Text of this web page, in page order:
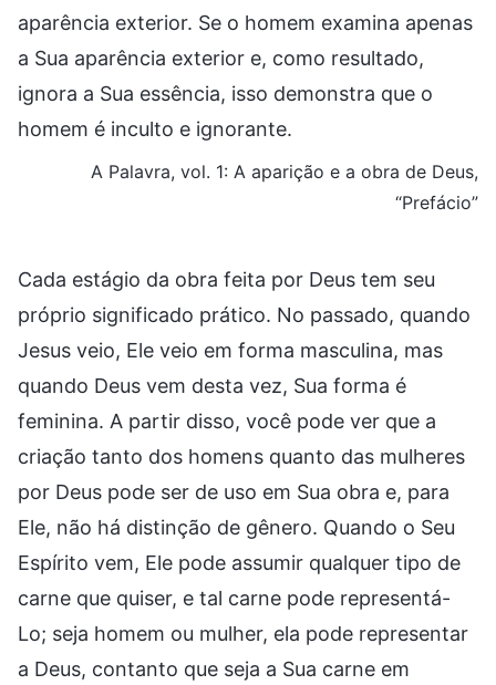
aparência exterior. Se o homem examina apenas
a Sua aparência exterior e, como resultado,
ignora a Sua essência, isso demonstra que o
homem é inculto e ignorante.
A Palavra, vol. 1: A aparição e a obra de Deus,
“Prefácio”
Cada estágio da obra feita por Deus tem seu
próprio significado prático. No passado, quando
Jesus veio, Ele veio em forma masculina, mas
quando Deus vem desta vez, Sua forma é
feminina. A partir disso, você pode ver que a
criação tanto dos homens quanto das mulheres
por Deus pode ser de uso em Sua obra e, para
Ele, não há distinção de gênero. Quando o Seu
Espírito vem, Ele pode assumir qualquer tipo de
carne que quiser, e tal carne pode representá-
Lo; seja homem ou mulher, ela pode representar
a Deus, contanto que seja a Sua carne em